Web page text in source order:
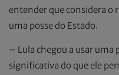
entender que considera o
uma posse do Estado.
– Lula chegou a usar
significativa do que ele